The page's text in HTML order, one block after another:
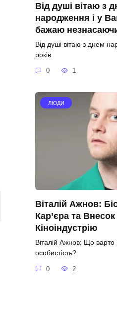
Від душі вітаю з
народження і у
бажаю
Від душі вітаю з днем
років
0 1
ЛЮДИ
Віталій Ажнов:
Кар’єра та Внесок
Кіноіндустрію
Віталій Ажнов: Що
особистість?
0 2